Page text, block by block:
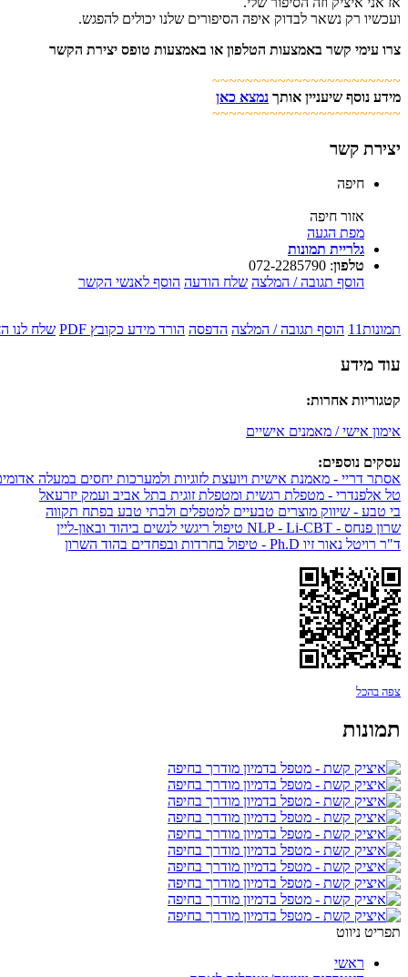
ועכשיו רק נשאר לבדוק איפה הסיפורים שלנו יכולים להפגש.
צרו עימי קשר באמצעות הטלפון או באמצעות טופס יצירת הקשר
~~~~~~~~~~~~~~~~~~~~~~~
מידע נוסף שיעניין אותך נמצא כאן
~~~~~~~~~~~~~~~~~~~~~~~
יצירת קשר
חיפה
אזור חיפה
מפת הגעה
גלריית תמונות
טלפון:
072-2285790
הוסף תגובה / המלצה שלח הודעה הוסף לאנשי הקשר
תמונות11 הוסף תגובה / המלצה הדפסה הורד מידע כקובץ PDF שלח לנו
עוד מידע
קטגוריות אחרות:
אימון אישי / מאמנים אישיים
עסקים נוספים:
אסתר דריי - מאמנת אישית ויועצת לזוגיות ולמערכות יחסים במעלה
טל אלפנדרי - מטפלת רגשית ומטפלת זוגית בתל אביב ועמק יזרעאל
בי טבע - שיווק מוצרים טבעיים למטפלים ולבתי טבע בפתח תקווה
שרון פנחס - NLP - Li-CBT טיפול ריגשי לנשים ביהוד ובאון-ליין
ד"ר רויטל נאור זיו Ph.D - טיפול בחרדות ובפחדים בהוד השרון
צפה בהכל
תמונות
תפריט ניווט
ראשי